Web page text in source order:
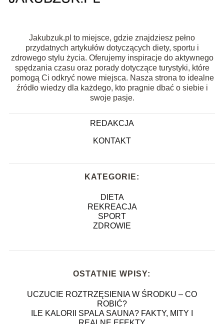
Jakubzuk.pl to miejsce, gdzie znajdziesz pełno
przydatnych artykułów dotyczących diety, sportu i
zdrowego stylu życia. Oferujemy inspiracje do aktywnego
spędzania czasu oraz porady dotyczące turystyki, które
pomogą Ci odkryć nowe miejsca. Nasza strona to idealne
źródło wiedzy dla każdego, kto pragnie dbać o siebie i
swoje pasje.
REDAKCJA
KONTAKT
KATEGORIE:
DIETA
REKREACJA
SPORT
ZDROWIE
OSTATNIE WPISY:
UCZUCIE ROZTRZĘSIENIA W ŚRODKU – CO
ROBIĆ?
ILE KALORII SPALA SAUNA? FAKTY, MITY I